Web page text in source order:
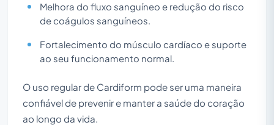
Melhora do fluxo sanguíneo e redução do risco
de coágulos sanguíneos.
Fortalecimento do músculo cardíaco e suporte
ao seu funcionamento normal.
O uso regular de Cardiform pode ser uma maneira
confiável de prevenir e manter a saúde do coração
ao longo da vida.